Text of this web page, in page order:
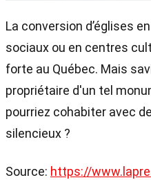
La conversion d’églises
sociaux ou en centres
forte au Québec. Mais
propriétaire d'un tel
pourriez cohabiter avec
silencieux ?
Source: https://